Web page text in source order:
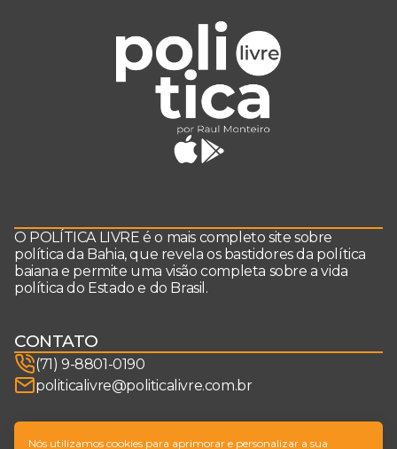
O POLÍTICA LIVRE é o mais completo site sobre
política da Bahia, que revela os bastidores da política
baiana e permite uma visão completa sobre a vida
política do Estado e do Brasil.
CONTATO
(71) 9-8801-0190
politicalivre@politicalivre.com.br
SIGA-NOS
Nós utilizamos cookies para aprimorar e personalizar a sua